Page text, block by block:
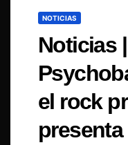
NOTICIAS
Noticias
el rock